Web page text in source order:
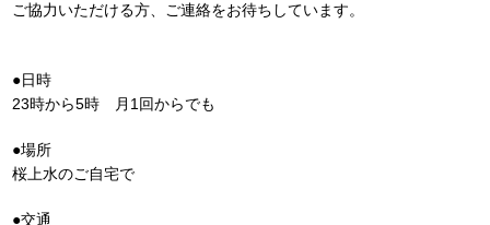
ご協力いただける方、ご連絡をお待ちしています。
●日時
23時から5時 月1回からでも
●場所
桜上水のご自宅で
●交通